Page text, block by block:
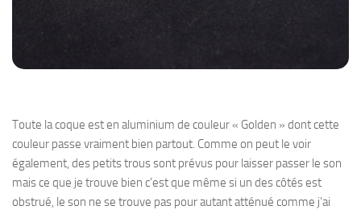
Toute la coque est en aluminium de couleur « Golden » dont cette
couleur passe vraiment bien partout. Comme on peut le voir
également, des petits trous sont prévus pour laisser passer le son
mais ce que je trouve bien c’est que même si un des côtés est
obstrué, le son ne se trouve pas pour autant atténué comme j’ai